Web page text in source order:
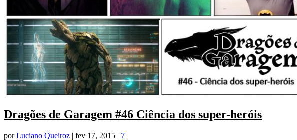
Dragões de Garagem #46 Ciência dos super-heróis
porLuciano Queiroz | fev 17, 2015 | 7